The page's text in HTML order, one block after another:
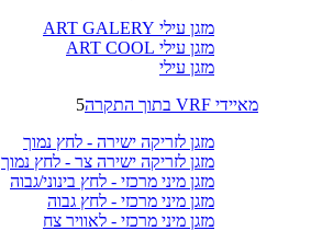
מזגן עילי ART GALERY
מזגן עילי ART COOL
מזגן עילי
מאיידי VRF בתוך התקרה
5
מזגן לזריקה ישירה - לחץ נמוך
מזגן לזריקה ישירה צר - לחץ נמוך
מזגן מיני מרכזי - לחץ בינוני/גבוה
מזגן מיני מרכזי - לחץ גבוה
מזגן מיני מרכזי - לאוויר צח